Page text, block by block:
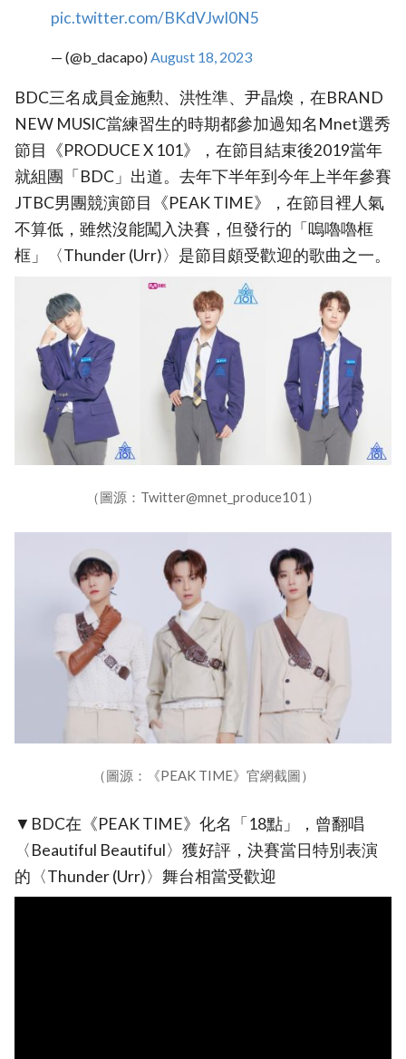
pic.twitter.com/BKdVJwI0N5
— (@b_dacapo)August 18, 2023
BDC三名成員金施勲、洪性準、尹晶煥，在BRAND
NEW MUSIC當練習生的時期都參加過知名Mnet選秀
節目《PRODUCE X 101》，在節目結束後2019當年
就組團「BDC」出道。去年下半年到今年上半年參賽
JTBC男團競演節目《PEAK TIME》，在節目裡人氣
不算低，雖然沒能闖入決賽，但發行的「嗚嚕嚕框
框」〈Thunder (Urr)〉是節目頗受歡迎的歌曲之一。
（圖源：Twitter@mnet_produce101）
（圖源：《PEAK TIME》官網截圖）
▼BDC在《PEAK TIME》化名「18點」，曾翻唱
〈Beautiful Beautiful〉獲好評，決賽當日特別表演
的〈Thunder (Urr)〉舞台相當受歡迎